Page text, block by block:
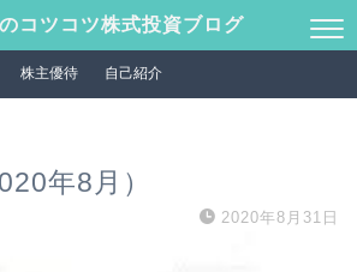
コツコツ株式投資ブログ
株主優待 自己紹介
年8月）
2020年8月31日